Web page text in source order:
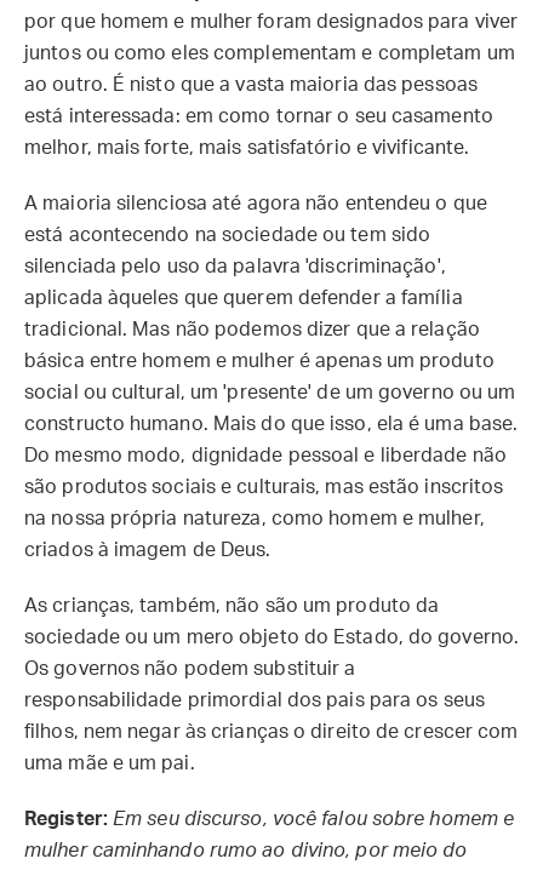
por que homem e mulher foram designados para viver
juntos ou como eles complementam e completam um
ao outro. É nisto que a vasta maioria das pessoas
está interessada: em como tornar o seu casamento
melhor, mais forte, mais satisfatório e vivificante.
A maioria silenciosa até agora não entendeu o que
está acontecendo na sociedade ou tem sido
silenciada pelo uso da palavra 'discriminação',
aplicada àqueles que querem defender a família
tradicional. Mas não podemos dizer que a relação
básica entre homem e mulher é apenas um produto
social ou cultural, um 'presente' de um governo ou um
constructo humano. Mais do que isso, ela é uma base.
Do mesmo modo, dignidade pessoal e liberdade não
são produtos sociais e culturais, mas estão inscritos
na nossa própria natureza, como homem e mulher,
criados à imagem de Deus.
As crianças, também, não são um produto da
sociedade ou um mero objeto do Estado, do governo.
Os governos não podem substituir a
responsabilidade primordial dos pais para os seus
filhos, nem negar às crianças o direito de crescer com
uma mãe e um pai.
Register: Em seu discurso, você falou sobre homem e
mulher caminhando rumo ao divino, por meio do